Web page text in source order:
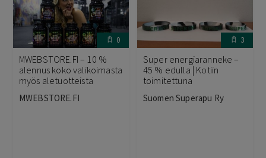
0
MWEBSTORE.FI – 10 %
alennus koko valikoimasta
myös aletuotteista
MWEBSTORE.FI
3
Super energiaranneke –
45 % edulla | Kotiin
toimitettuna
Suomen Superapu Ry